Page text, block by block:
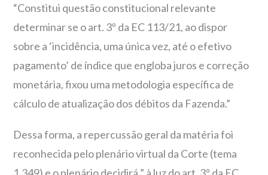
“Constitui questão constitucional relevante
determinar se o art. 3º da EC 113/21, ao dispor
sobre a ‘incidência, uma única vez, até o efetivo
pagamento’ de índice que engloba juros e correção
monetária, fixou uma metodologia específica de
cálculo de atualização dos débitos da Fazenda.”
Dessa forma, a repercussão geral da matéria foi
reconhecida pelo plenário virtual da Corte (tema